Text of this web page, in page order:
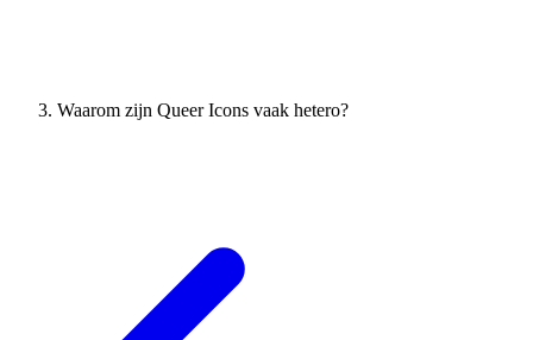
Waarom zijn Queer Icons vaak hetero?